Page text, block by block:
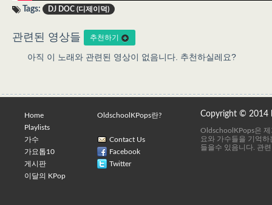
Tags: DJ DOC (디제이덕)
관련된 영상들 추천하기
아직 이 노래와 관련된 영상이 없음니다. 추천하실레요?
Home
Playlists
가수
가요톱10
게시판
이달의 KPop
OldschoolKPops란?
Contact Us
Facebook
Twitter
Copyright © 2014
OldschoolKPops은
요와 가수들을 기억
들을수 있음니다. 관